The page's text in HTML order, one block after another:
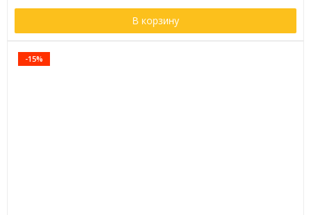
В корзину
-15%